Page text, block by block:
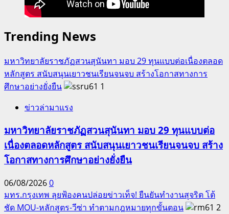
Trending News
มหาวิทยาลัยราชภัฏสวนสุนันทา มอบ 29 ทุนแบบต่อเนื่องตลอด
หลักสูตร สนับสนุนเยาวชนเรียนจนจบ สร้างโอกาสทางการ
ศึกษาอย่างยั่งยืน
1
ข่าวล่ามาแรง
มหาวิทยาลัยราชภัฏสวนสุนันทา มอบ 29 ทุนแบบต่อ
เนื่องตลอดหลักสูตร สนับสนุนเยาวชนเรียนจนจบ สร้าง
โอกาสทางการศึกษาอย่างยั่งยืน
06/08/20260
มทร.กรุงเทพ ลุยฟ้องคนปล่อยข่าวเท็จ! ยืนยันทำงานสุจริต โต้
ชัด MOU-หลักสูตร-วีซ่า ทำตามกฎหมายทุกขั้นตอน
2